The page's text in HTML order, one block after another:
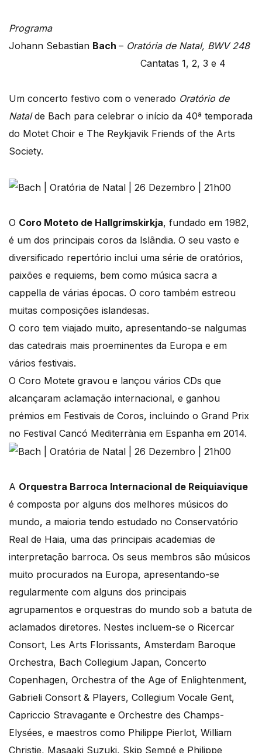
Programa
Johann Sebastian Bach – Oratória de Natal, BWV 248
Cantatas 1, 2, 3 e 4
Um concerto festivo com o venerado Oratório de
Natalde Bach para celebrar o início da 40ª temporada
do Motet Choir e The Reykjavik Friends of the Arts
Society.
O Coro Moteto de Hallgrímskirkja, fundado em 1982,
é um dos principais coros da Islândia. O seu vasto e
diversificado repertório inclui uma série de oratórios,
paixões e requiems, bem como música sacra a
cappella de várias épocas. O coro também estreou
muitas composições islandesas.
O coro tem viajado muito, apresentando-se nalgumas
das catedrais mais proeminentes da Europa e em
vários festivais.
O Coro Motete gravou e lançou vários CDs que
alcançaram aclamação internacional, e ganhou
prémios em Festivais de Coros, incluindo o Grand Prix
no Festival Cancó Mediterrània em Espanha em 2014.
A Orquestra Barroca Internacional de Reiquiavique
é composta por alguns dos melhores músicos do
mundo, a maioria tendo estudado no Conservatório
Real de Haia, uma das principais academias de
interpretação barroca. Os seus membros são músicos
muito procurados na Europa, apresentando-se
regularmente com alguns dos principais
agrupamentos e orquestras do mundo sob a batuta de
aclamados diretores. Nestes incluem-se o Ricercar
Consort, Les Arts Florissants, Amsterdam Baroque
Orchestra, Bach Collegium Japan, Concerto
Copenhagen, Orchestra of the Age of Enlightenment,
Gabrieli Consort & Players, Collegium Vocale Gent,
Capriccio Stravagante e Orchestre des Champs-
Elysées, e maestros como Philippe Pierlot, William
Christie, Masaaki Suzuki, Skip Sempé e Philippe